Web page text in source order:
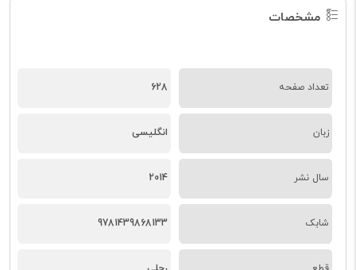
مشخصات
تعداد صفحه 628
زبان انگلیسی
سال نشر 2014
شابک 9781439868133